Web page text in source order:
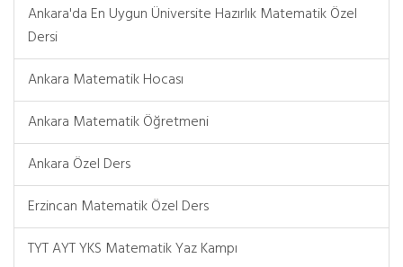
Ankara'da En Uygun Üniversite Hazırlık Matematik Özel
Dersi
Ankara Matematik Hocası
Ankara Matematik Öğretmeni
Ankara Özel Ders
Erzincan Matematik Özel Ders
TYT AYT YKS Matematik Yaz Kampı